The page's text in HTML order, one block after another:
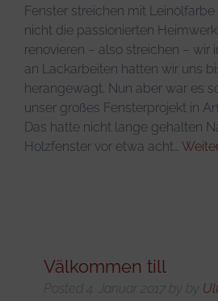
Fenster streichen mit
nicht die passionierten
renovieren – also streichen – wir
an Lackarbeiten hatten wir uns
herangewagt. Nun aber war es
unser großes Fensterprojekt in
Das hatte nicht lange gehalten
Holzfenster vor etwa acht…
Välkommen till
Posted 4. Januar 2017 by by